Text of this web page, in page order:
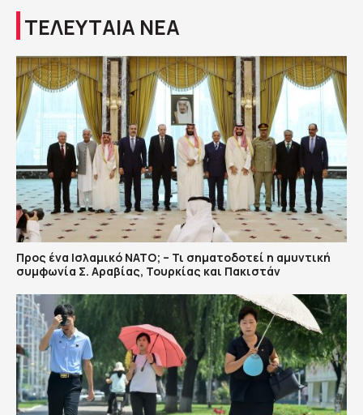
ΤΕΛΕΥΤΑΙΑ ΝΕΑ
Προς ένα Ισλαμικό ΝΑΤΟ; – Τι σηματοδοτεί η αμυντική
συμφωνία Σ. Αραβίας, Τουρκίας και Πακιστάν